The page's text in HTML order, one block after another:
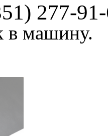
277-
в машину.